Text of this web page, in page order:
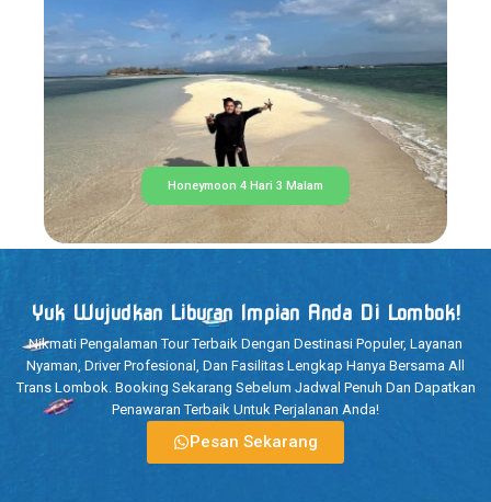
Honeymoon 4 Hari 3 Malam
Yuk Wujudkan Liburan Impian Anda Di Lombok!
Nikmati Pengalaman Tour Terbaik Dengan Destinasi Populer, Layanan
Nyaman, Driver Profesional, Dan Fasilitas Lengkap Hanya Bersama All
Trans Lombok. Booking Sekarang Sebelum Jadwal Penuh Dan Dapatkan
Penawaran Terbaik Untuk Perjalanan Anda!
Pesan Sekarang